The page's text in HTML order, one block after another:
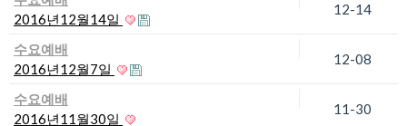
2016년12월14일
12-14
수요예배
2016년12월7일
12-08
수요예배
2016년11월30일
11-30